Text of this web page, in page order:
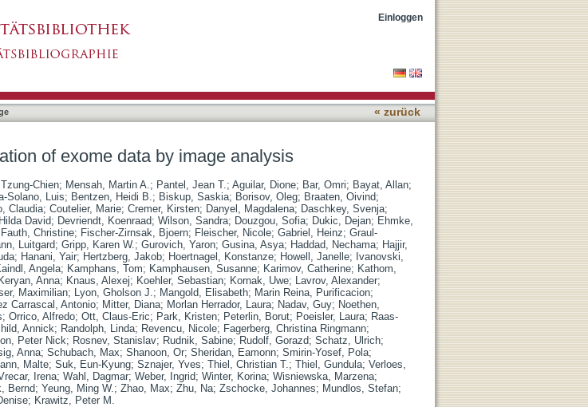
Einloggen
« zurück
of exome data by image analysis
Chien; Mensah, Martin A.; Pantel, Jean T.; Aguilar, Dione; Bar, Omri; Bayat, Allan;
Solano, Luis; Bentzen, Heidi B.; Biskup, Saskia; Borisov, Oleg; Braaten, Oivind;
Claudia; Coutelier, Marie; Cremer, Kirsten; Danyel, Magdalena; Daschkey, Svenja;
David; Devriendt, Koenraad; Wilson, Sandra; Douzgou, Sofia; Dukic, Dejan; Ehmke,
Fauth, Christine; Fischer-Zirnsak, Bjoern; Fleischer, Nicole; Gabriel, Heinz; Graul-
Luitgard; Gripp, Karen W.; Gurovich, Yaron; Gusina, Asya; Haddad, Nechama; Hajjir,
; Hanani, Yair; Hertzberg, Jakob; Hoertnagel, Konstanze; Howell, Janelle; Ivanovski,
Angela; Kamphans, Tom; Kamphausen, Susanne; Karimov, Catherine; Kathom,
Keryan, Anna; Knaus, Alexej; Koehler, Sebastian; Kornak, Uwe; Lavrov, Alexander;
Maximilian; Lyon, Gholson J.; Mangold, Elisabeth; Marin Reina, Purificacion;
Carrascal, Antonio; Mitter, Diana; Morlan Herrador, Laura; Nadav, Guy; Noethen,
; Orrico, Alfredo; Ott, Claus-Eric; Park, Kristen; Peterlin, Borut; Poeisler, Laura; Raas-
Annick; Randolph, Linda; Revencu, Nicole; Fagerberg, Christina Ringmann;
Peter Nick; Rosnev, Stanislav; Rudnik, Sabine; Rudolf, Gorazd; Schatz, Ulrich;
Anna; Schubach, Max; Shanoon, Or; Sheridan, Eamonn; Smirin-Yosef, Pola;
Malte; Suk, Eun-Kyung; Sznajer, Yves; Thiel, Christian T.; Thiel, Gundula; Verloes,
Irena; Wahl, Dagmar; Weber, Ingrid; Winter, Korina; Wisniewska, Marzena;
Bernd; Yeung, Ming W.; Zhao, Max; Zhu, Na; Zschocke, Johannes; Mundlos, Stefan;
; Krawitz, Peter M.